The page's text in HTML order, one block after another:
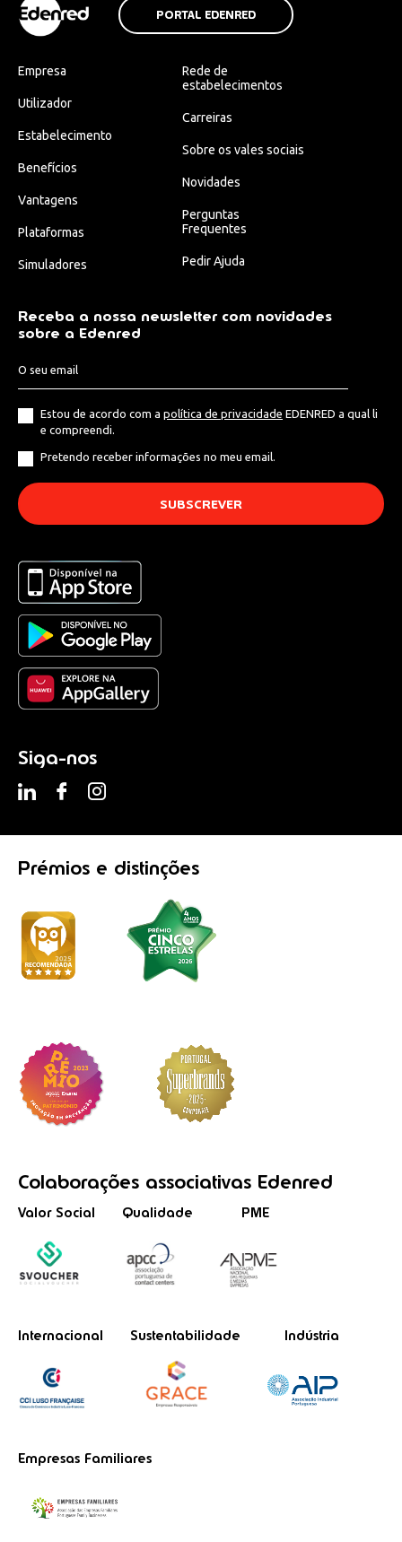
PORTAL EDENRED
Empresa
Utilizador
Estabelecimento
Benefícios
Vantagens
Plataformas
Simuladores
Rede de
estabelecimentos
Carreiras
Sobre os vales sociais
Novidades
Perguntas
Frequentes
Pedir Ajuda
Receba a nossa newsletter com novidades
sobre a Edenred
Estou de acordo com a política de privacidade EDENRED a qual li
e compreendi.
Pretendo receber informações no meu email.
Siga-nos
Prémios e distinções
Colaborações associativas Edenred
Valor Social Qualidade PME
Internacional Sustentabilidade Indústria
Empresas Familiares